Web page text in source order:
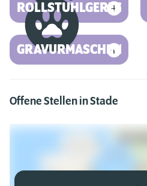
ROLLSTUHLGERECHT
GRAVURMASCHINE
Offene Stellen in Stade